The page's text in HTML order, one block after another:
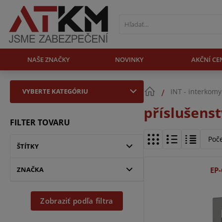
NAŠE ZNAČKY NOVINKY AKČNÍ
VYBERTE KATEGÓRIU
FILTER TOVARU
ŠTÍTKY
ZNAČKA
Zobraziť podľa filtra
INT - interkomy